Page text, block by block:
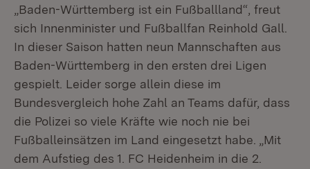
„Baden-Württemberg ist ein Fußballland“, freut
sich Innenminister und Fußballfan Reinhold Gall.
In dieser Saison hatten neun Mannschaften aus
Baden-Württemberg in den ersten drei Ligen
gespielt. Leider sorge allein diese im
Bundesvergleich hohe Zahl an Teams dafür, dass
die Polizei so viele Kräfte wie noch nie bei
Fußballeinsätzen im Land eingesetzt habe. „Mit
dem Aufstieg des 1. FC Heidenheim in die 2.